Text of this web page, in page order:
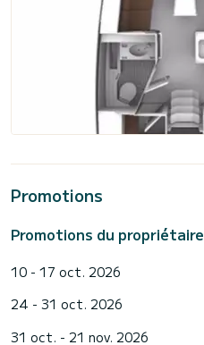
Promotions
Promotions du propriétaire
10 - 17 oct. 2026
24 - 31 oct. 2026
31 oct. - 21 nov. 2026